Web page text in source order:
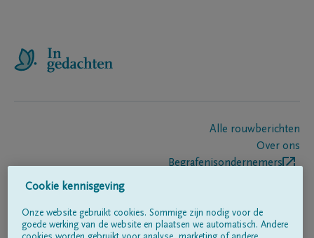
Alle rouwberichten
Over ons
Begrafenisondernemers
Volg ons op
Cookie kennisgeving
Onze website gebruikt cookies. Sommige zijn nodig voor de
goede werking van de website en plaatsen we automatisch. Andere